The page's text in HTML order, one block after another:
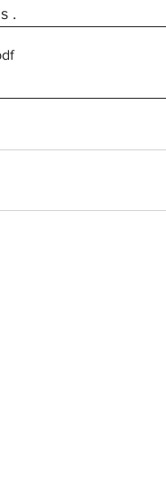
.